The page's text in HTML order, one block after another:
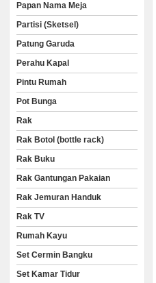
Papan Nama Meja
Partisi (Sketsel)
Patung Garuda
Perahu Kapal
Pintu Rumah
Pot Bunga
Rak
Rak Botol (bottle rack)
Rak Buku
Rak Gantungan Pakaian
Rak Jemuran Handuk
Rak TV
Rumah Kayu
Set Cermin Bangku
Set Kamar Tidur